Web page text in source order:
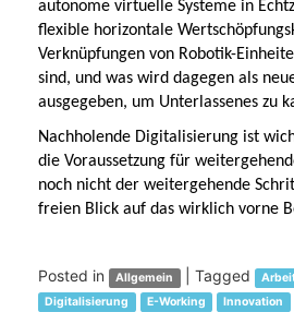
autonome virtuelle Systeme in
flexible horizontale
Verknüpfungen von Robotik-
sind, und was wird dagegen als
ausgegeben, um Unterlassenes zu
Nachholende Digitalisierung ist
die Voraussetzung für
noch nicht der weitergehende
freien Blick auf das wirklich vorne
Posted in Allgemein Tagged
Digitalisierung
E-Working Innovation